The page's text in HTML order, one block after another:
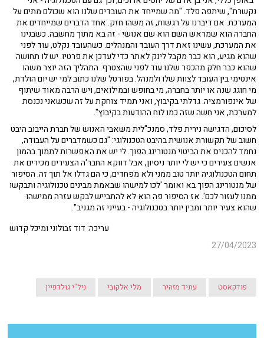
נקשרת", שיתפה פלד. "מה שמייחד את העובדים שלנו הוא שכולם מתים על
המערכת. אם דיברנו על רגשות, זה משהו חזק. אחד הדברים שמייחדים את
החברה הוא שמראש השם הוא שם אנושי - זה בא מתוך מחשבה. כשבנינו
את המערכת, עשינו זאת דרך העובד והמנהלים. כשהעובד נקלט, עוד לפני
שהוא מגיע, הוא כבר מקבל לינק לאתר כדי לעדכן את פרטיו. יש לו תחושה
שהוא כבר חלק מהכפר שלנו עוד לפני שהצטרף. התהליך הזה יוצר משהו
אינטימי בין העובד לצוות שלו ולמנהל. בפורטל שלנו כתוב למי יש יום הולדת,
מי חוגג שנה או יותר בחברה, מי בחופש ובמילואים, ויש הרבה מאוד שיתוף
של אינפורמציה. גדלתי בקיבוץ, ואני תמיד צוחקת על זה שכשאני נכנסת
למערכת, אני חשה שזה כמו לוח ההודעות בקיבוץ".
לסיכום, הדגישה נירית פלד,סמנכ"לית משאבי האנוש של חברת הייבוב היבט
חשוב של תקשורת אנושית בהיבט הטכנולוגי: "גם כשמדברים על העבודה,
נחמד להכניס את הביטוי מנטורינג הפוך. לי יש את האפשרות לתמוך בהמון
אנשים צעירים כי יש לי יותר ניסיון, אבל דווקא החבר'ה הצעירים מכירים את
תחום הטכנולוגיה יותר טוב ממני ולא מפחדים, כי הם גדלו אל תוך זה. הסיפור
של מנטורינג הפוך בא ואומר 'לכו למישהו שבאמת מבינים טכנולוגיה ותבקשו
ממנו לעזור לכם'. אז הסיפור פה הוא לא להתבייש לבקש עזרה ממישהו
שהוא צעיר יותר ומבין יותר בטכנולוגיה - בעייני זה מגניב".
עריכה: דוד זבולוני ומיכל קדוש
27/04/2023
פודקאסט עתיד מזהיר מלי אלקובי ניל"י גולדפיין